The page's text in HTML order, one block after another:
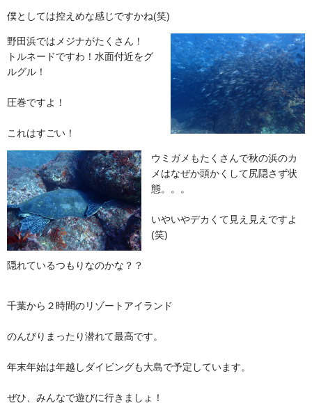
僕としては控えめな感じですかね(笑)
野田浜ではメジナがたくさん！
トルネードですわ！水面付近をグ
ルグル！
圧巻ですよ！
これはすごい！
ウミガメもたくさんで秋の浜のカ
メはなぜか頭かくして尻隠さず状
態。。。
いやいやデカくて見え見えですよ
(笑)
隠れているつもりなのかな？？
千葉から２時間のリゾートアイランド
のんびりまったり潜れて最高です。
年末年始は年越しダイビングも大島で予定しています。
ぜひ、みんなで遊びに行きましょ！